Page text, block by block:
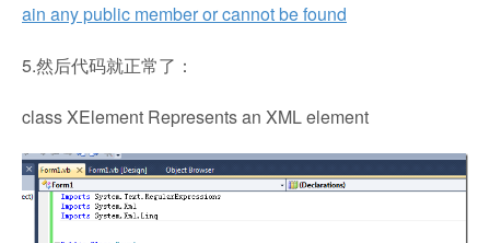
ain any public member or cannot be found
5.然后代码就正常了：
class XElement Represents an XML element